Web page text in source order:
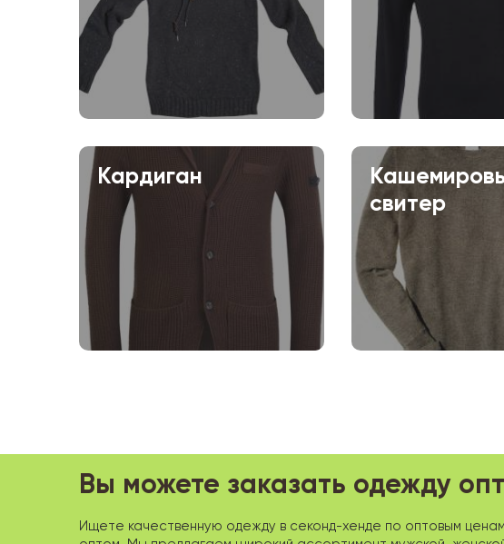
Кардиган
свитер
Вы можете заказать одежду
Ищете качественную одежду в секонд-хенде по оптовым